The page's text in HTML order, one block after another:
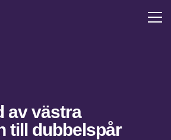
av västra
till dubbelspår